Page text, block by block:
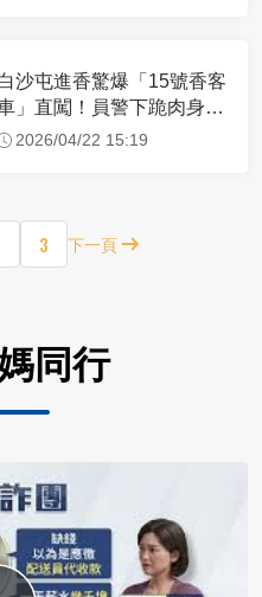
沙屯進香驚爆「15號香客
」直闖！員警下跪肉身擋
：讓行人先過
2026/04/22 15:19
3 下一頁
同行